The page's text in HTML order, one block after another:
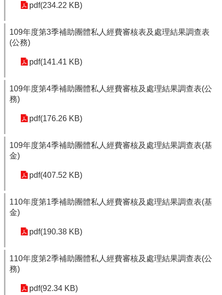
pdf(234.22 KB)
109年度第3季補助團體私人經費審核表及處理結果調查表
(公務)
pdf(141.41 KB)
109年度第4季補助團體私人經費審核及處理結果調查表(公
務)
pdf(176.26 KB)
109年度第4季補助團體私人經費審核及處理結果調查表(基
金)
pdf(407.52 KB)
110年度第1季補助團體私人經費審核及處理結果調查表(基
金)
pdf(190.38 KB)
110年度第2季補助團體私人經費審核及處理結果調查表(公
務)
pdf(92.34 KB)